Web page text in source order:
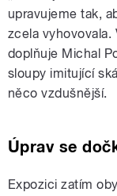
upravujeme tak,
zcela vyhovovala.
doplňuje Michal
sloupy imitující
něco vzdušnější.
Úprav se
Expozici zatím